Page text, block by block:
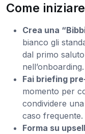
Come iniziare
Crea una
bianco gli
dal primo
nell’onboarding.
Fai briefing
momento per
condividere
caso frequente.
Forma su